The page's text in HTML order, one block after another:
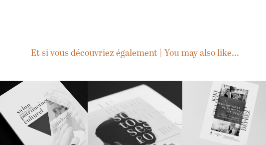
Et si vous découvriez également | You may also like...